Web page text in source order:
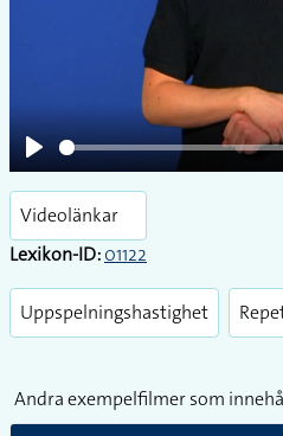
Play
Videolänkar
Lexikon-ID:01122
Uppspelningshastighet
Andra exempelfilmer som